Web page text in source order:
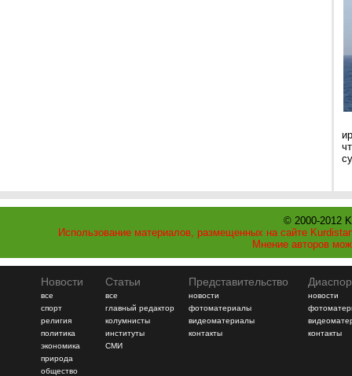
© 2000-2012
Использование материалов, размещенных на сайте
Мнение авторов
Новости
все
спорт
религия
политика
экономика
природа
общество
Статьи
все
главный редактор
колумнисты
институты
СМИ
Представительство
новости
фотоматериалы
видеоматериалы
контакты
новости
контакты